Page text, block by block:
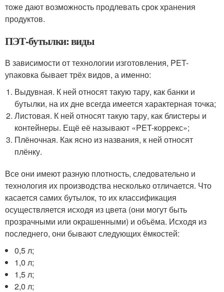
тоже дают возможность продлевать срок хранения
продуктов.
ПЭТ-бутылки: виды
В зависимости от технологии изготовления, PET-
упаковка бывает трёх видов, а именно:
Выдувная. К ней относят такую тару, как банки и
бутылки, на их дне всегда имеется характерная точка;
Листовая. К ней относят такую тару, как блистеры и
контейнеры. Ещё её называют «PET-коррекс»;
Плёночная. Как ясно из названия, к ней относят
плёнку.
Все они имеют разную плотность, следовательно и
технология их производства несколько отличается. Что
касается самих бутылок, то их классификация
осуществляется исходя из цвета (они могут быть
прозрачными или окрашенными) и объёма. Исходя из
последнего, они бывают следующих ёмкостей:
0,5 л;
1,0 л;
1,5 л;
2,0 л;